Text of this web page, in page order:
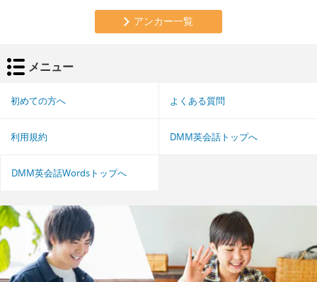
アンカー一覧
メニュー
初めての方へ よくある質問
利用規約 DMM英会話トップへ
DMM英会話Wordsトップへ